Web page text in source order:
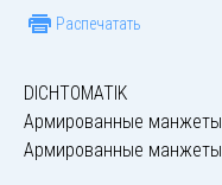
Распечатать
DICHTOMATIK
Армированные манжеты
Армированные манжеты